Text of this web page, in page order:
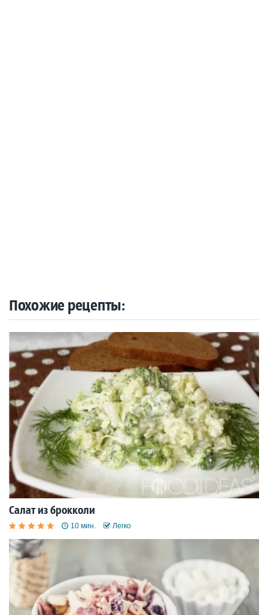
Похожие рецепты:
Салат из брокколи
10 мин. Легко